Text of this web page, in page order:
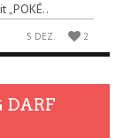
„POKÉ..
5 DEZ. 2
DARF